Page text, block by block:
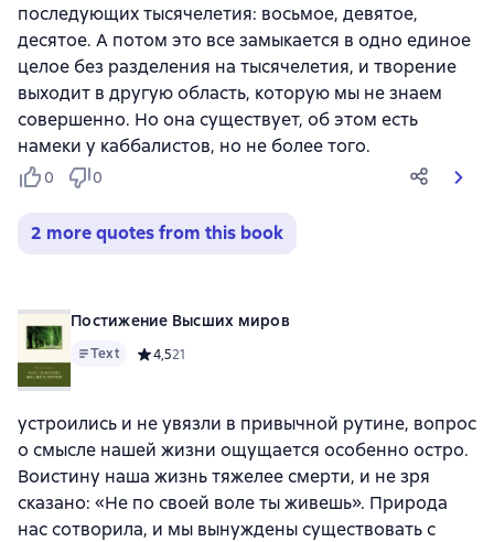
последующих тысячелетия: восьмое, девятое,
десятое. А потом это все замыкается в одно единое
целое без разделения на тысячелетия, и творение
выходит в другую область, которую мы не знаем
совершенно. Но она существует, об этом есть
намеки у каббалистов, но не более того.
0 0
2 more quotes from this book
Постижение Высших миров
Text Средний рейтинг 4,5 на основе 21 оценок
4,521
устроились и не увязли в привычной рутине, вопрос
о смысле нашей жизни ощущается особенно остро.
Воистину наша жизнь тяжелее смерти, и не зря
сказано: «Не по своей воле ты живешь». Природа
нас сотворила, и мы вынуждены существовать с